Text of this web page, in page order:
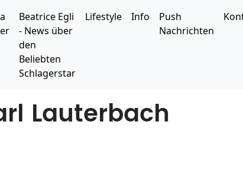
Beatrice Egli
- News über
den
Beliebten
Schlagerstar
Lifestyle Info
Push
Nachrichten
Lauterbach